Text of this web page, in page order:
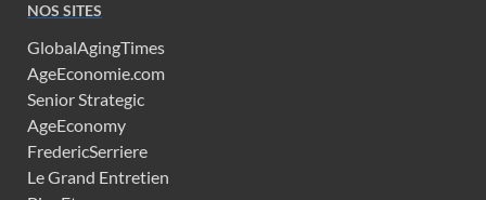
NOS SITES
GlobalAgingTimes
AgeEconomie.com
Senior Strategic
AgeEconomy
FredericSerriere
Le Grand Entretien